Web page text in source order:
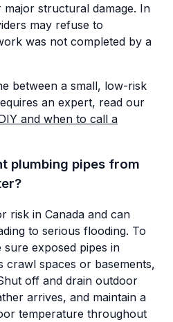
structural damage. In
may refuse to
was not completed by a
between a small, low-risk
an expert, read our
and when to call a
plumbing pipes from
risk in Canada and can
to serious flooding. To
sure exposed pipes in
crawl spaces or basements,
off and drain outdoor
arrives, and maintain a
temperature throughout